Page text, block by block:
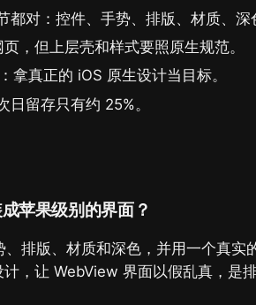
都对：控件、手势、排版、材质、深
，但上层壳和样式要照原生规范。
拿真正的 iOS 原生设计当目标。
日留存只有约 25%。
苹果级别的界面？
排版、材质和深色，并用一个真实
，让 WebView 界面以假乱真，是